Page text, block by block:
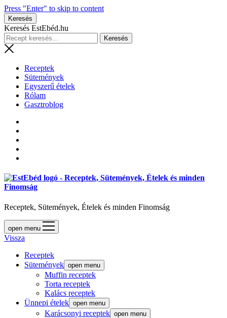
Press "Enter" to skip to content
Keresés
Keresés EstEbéd.hu
Receptek
Sütemények
Egyszerű ételek
Rólam
Gasztroblog
Receptek, Sütemények, Ételek és minden Finomság
open menu
Vissza
Receptek
Sütemények open menu
Muffin receptek
Torta receptek
Kalács receptek
Ünnepi ételek open menu
Karácsonyi receptek open menu